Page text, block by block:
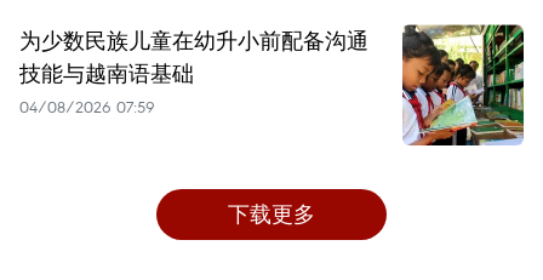
为少数民族儿童在幼升小前配备沟通
技能与越南语基础
04/08/2026 07:59
下载更多